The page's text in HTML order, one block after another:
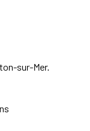
sur-Mer.